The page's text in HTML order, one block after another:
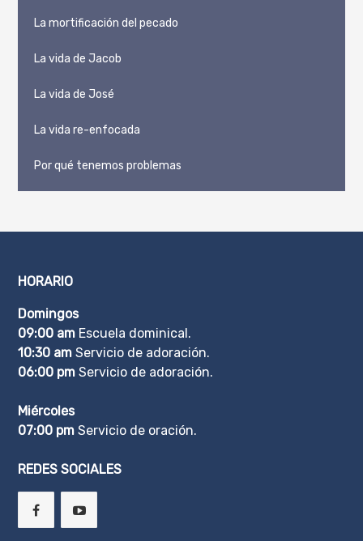
La mortificación del pecado
La vida de Jacob
La vida de José
La vida re-enfocada
Por qué tenemos problemas
HORARIO
Domingos
09:00 am Escuela dominical.
10:30 am Servicio de adoración.
06:00 pm Servicio de adoración.
Miércoles
07:00 pm Servicio de oración.
REDES SOCIALES